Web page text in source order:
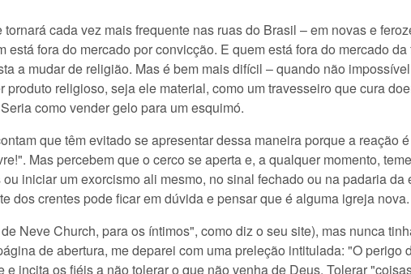
cada vez mais frequente nas ruas do Brasil – em novas e
está fora do mercado por convicção. E quem está fora do mercado
a mudar de religião. Mas é bem mais difícil – quando não
religioso, seja ele material, como um travesseiro que cura
como vender gelo para um esquimó.
que têm evitado se apresentar dessa maneira porque a reação
Mas percebem que o cerco se aperta e, a qualquer momento,
iniciar um exorcismo ali mesmo, no sinal fechado ou na padaria da
dos crentes pode ficar em dúvida e pensar que é alguma igreja nova.
Neve Church, para os íntimos", como diz o seu site), mas nunca
de abertura, me deparei com uma preleção intitulada: "O perigo
incita os fiéis a não tolerar o que não venha de Deus. Tolerar